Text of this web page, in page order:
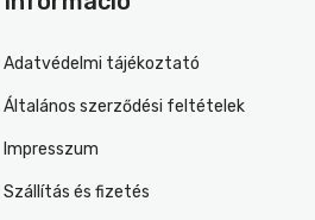
Adatvédelmi tájékoztató
Általános szerződési feltételek
Impresszum
Szállítás és fizetés